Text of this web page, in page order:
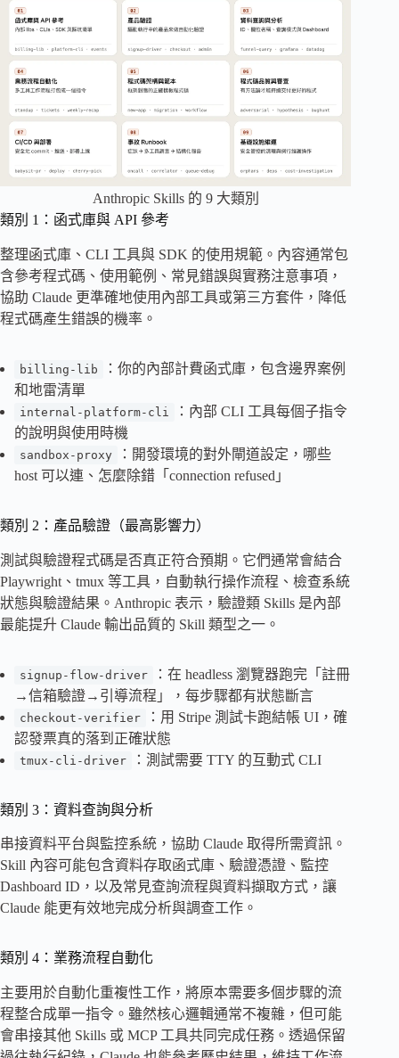
Anthropic Skills 的 9 大類別
類別 1：函式庫與 API 參考
整理函式庫、CLI 工具與 SDK 的使用規範。內容通常包
含參考程式碼、使用範例、常見錯誤與實務注意事項，
協助 Claude 更準確地使用內部工具或第三方套件，降低
程式碼產生錯誤的機率。
billing-lib
：你的內部計費函式庫，包含邊界案例
和地雷清單
internal-platform-cli
：內部 CLI 工具每個子指令
的說明與使用時機
sandbox-proxy
：開發環境的對外閘道設定，哪些
host 可以連、怎麼除錯「connection refused」
類別 2：產品驗證（最高影響力）
測試與驗證程式碼是否真正符合預期。它們通常會結合
Playwright、tmux 等工具，自動執行操作流程、檢查系統
狀態與驗證結果。Anthropic 表示，驗證類 Skills 是內部
最能提升 Claude 輸出品質的 Skill 類型之一。
signup-flow-driver
：在 headless 瀏覽器跑完「註冊
→信箱驗證→引導流程」，每步驟都有狀態斷言
checkout-verifier
：用 Stripe 測試卡跑結帳 UI，確
認發票真的落到正確狀態
tmux-cli-driver ：測試需要 TTY 的互動式 CLI
類別 3：資料查詢與分析
串接資料平台與監控系統，協助 Claude 取得所需資訊。
Skill 內容可能包含資料存取函式庫、驗證憑證、監控
Dashboard ID，以及常見查詢流程與資料擷取方式，讓
Claude 能更有效地完成分析與調查工作。
類別 4：業務流程自動化
主要用於自動化重複性工作，將原本需要多個步驟的流
程整合成單一指令。雖然核心邏輯通常不複雜，但可能
會串接其他 Skills 或 MCP 工具共同完成任務。透過保留